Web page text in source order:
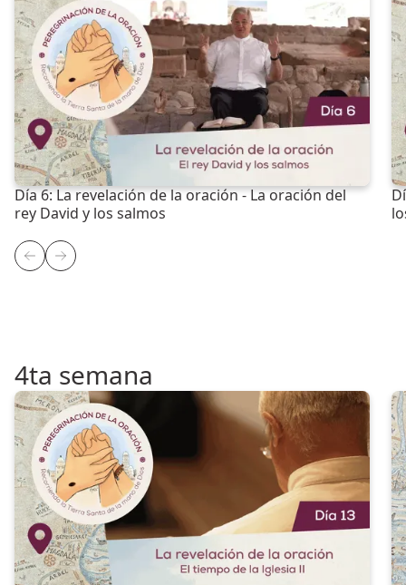
Día 6: La revelación de la oración - La oración del
rey David y los salmos
4ta semana